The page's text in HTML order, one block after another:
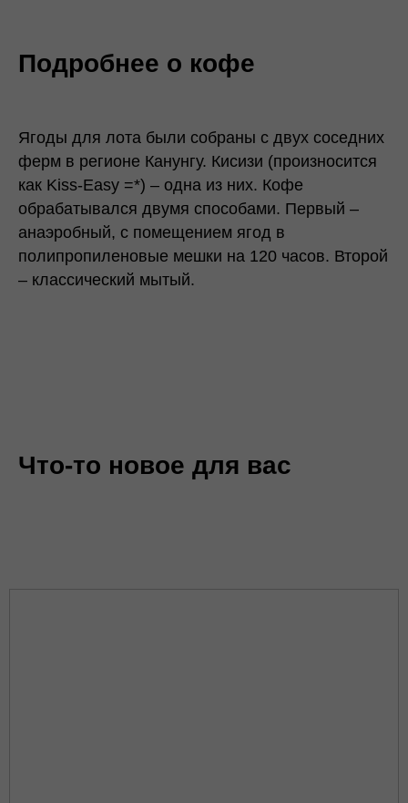
Подробнее о кофе
Ягоды для лота были собраны с двух соседних
ферм в регионе Канунгу. Кисизи (произносится
как Kiss-Easy =*) – одна из них. Кофе
обрабатывался двумя способами. Первый –
анаэробный, с помещением ягод в
полипропиленовые мешки на 120 часов. Второй
– классический мытый.
Что-то новое для вас